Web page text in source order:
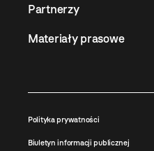
Partnerzy
Materiały prasowe
Polityka prywatności
Biuletyn informacji publicznej